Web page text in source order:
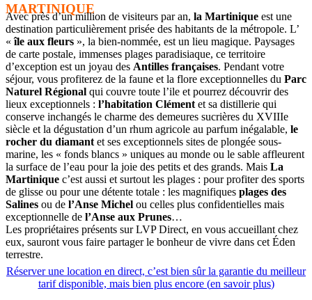
MARTINIQUE
Avec près d’un million de visiteurs par an, la Martinique est une
destination particulièrement prisée des habitants de la métropole. L’
« île aux fleurs », la bien-nommée, est un lieu magique. Paysages
de carte postale, immenses plages paradisiaque, ce territoire
d’exception est un joyau des Antilles françaises. Pendant votre
séjour, vous profiterez de la faune et la flore exceptionnelles du Parc
Naturel Régional qui couvre toute l’ile et pourrez découvrir des
lieux exceptionnels : l’habitation Clément et sa distillerie qui
conserve inchangés le charme des demeures sucrières du XVIIIe
siècle et la dégustation d’un rhum agricole au parfum inégalable, le
rocher du diamant et ses exceptionnels sites de plongée sous-
marine, les « fonds blancs » uniques au monde ou le sable affleurent
la surface de l’eau pour la joie des petits et des grands. Mais La
Martinique c’est aussi et surtout les plages : pour profiter des sports
de glisse ou pour une détente totale : les magnifiques plages des
Salines ou de l’Anse Michel ou celles plus confidentielles mais
exceptionnelle de l’Anse aux Prunes…
Les propriétaires présents sur LVP Direct, en vous accueillant chez
eux, sauront vous faire partager le bonheur de vivre dans cet Éden
terrestre.
Réserver une location en direct, c’est bien sûr la garantie du meilleur
tarif disponible, mais bien plus encore (en savoir plus)